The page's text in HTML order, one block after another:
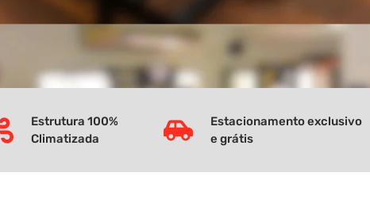
Estrutura 100%
Climatizada
Estacionamento exclusivo
e grátis